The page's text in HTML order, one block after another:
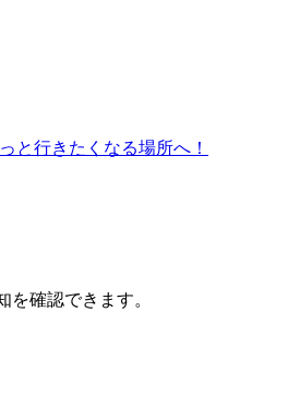
と行きたくなる場所へ！
を確認できます。